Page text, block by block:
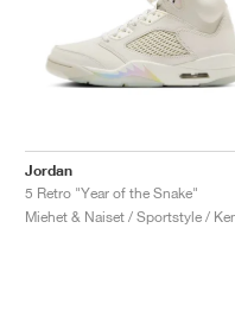
Jordan
5 Retro "Year of the Snake"
Miehet & Naiset / Sportstyle /